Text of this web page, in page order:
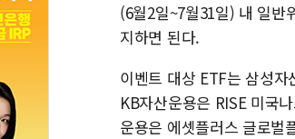
(6월2일~7월31일) 내 일반
지하면 된다.
이벤트 대상 ETF는 삼성
KB자산운용은 RISE 미국
운용은 에셋플러스 글로벌